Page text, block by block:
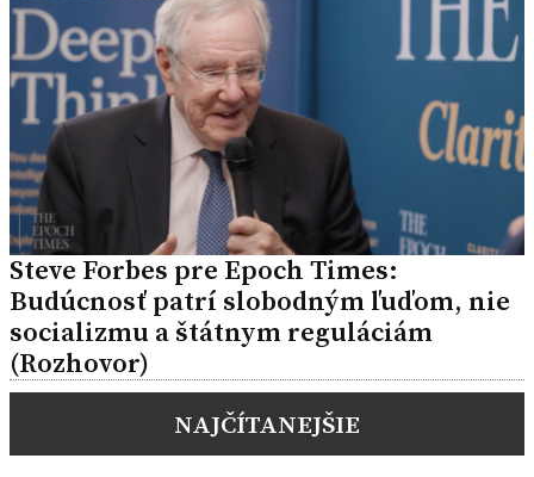
Steve Forbes pre Epoch Times:
Budúcnosť patrí slobodným ľuďom, nie
socializmu a štátnym reguláciám
(Rozhovor)
NAJČÍTANEJŠIE